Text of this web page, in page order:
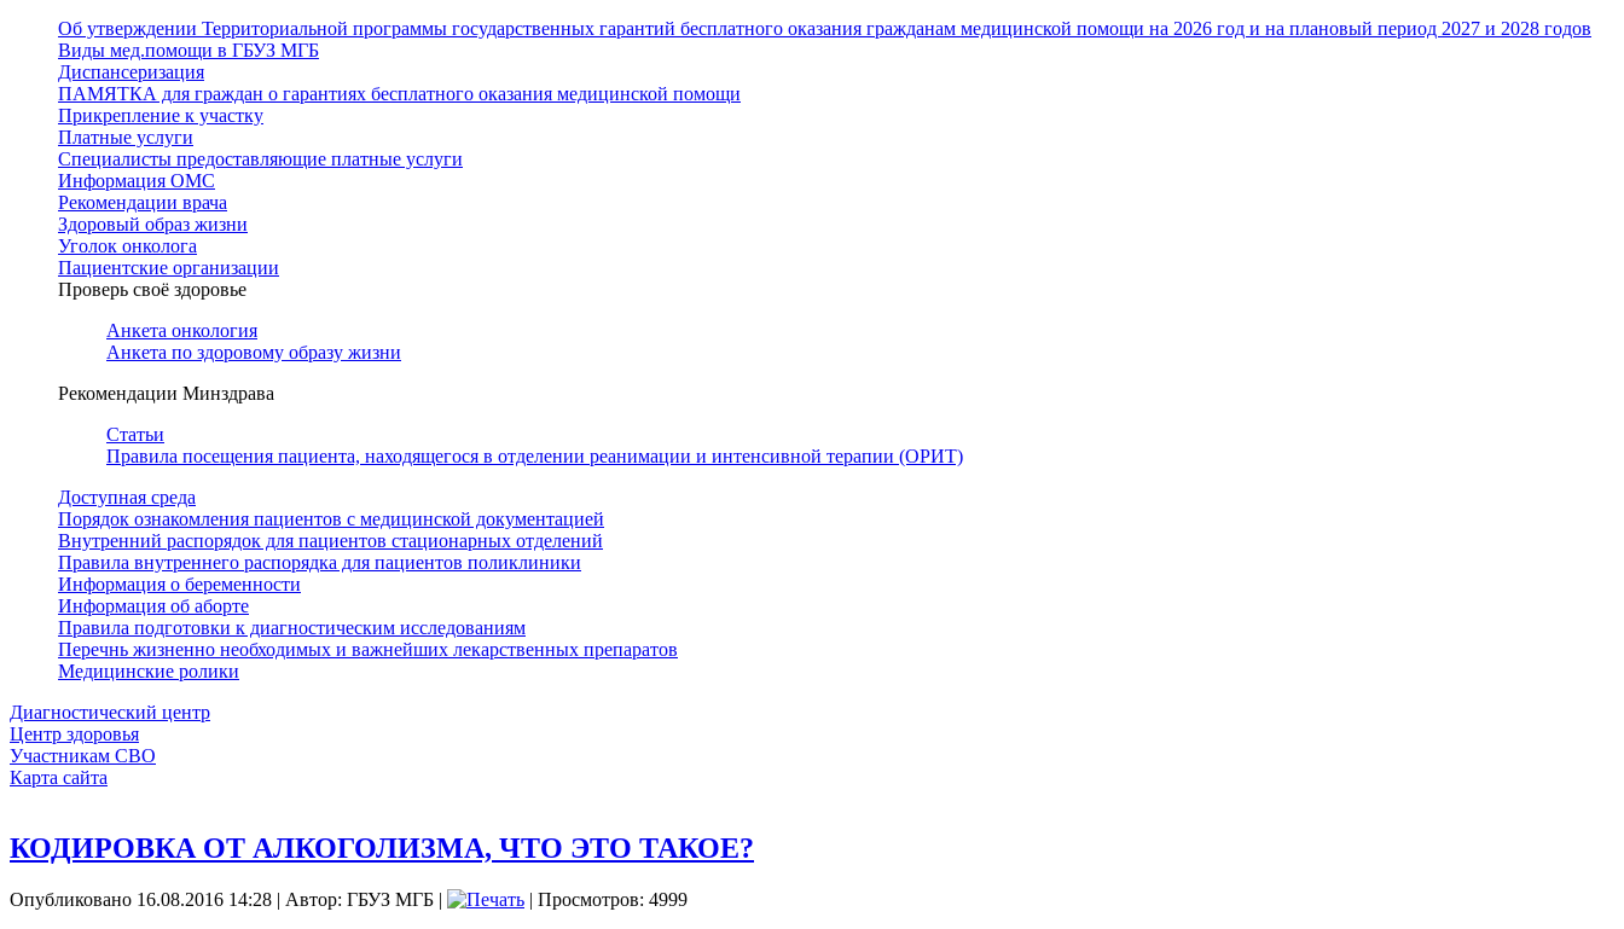
Об утверждении Территориальной программы государственных гарантий бесплатного оказания гражданам медицинской помощи на 2026 год и на плановый период 2027 и 2028 годов
Виды мед.помощи в ГБУЗ МГБ
Диспансеризация
ПАМЯТКА для граждан о гарантиях бесплатного оказания медицинской помощи
Прикрепление к участку
Платные услуги
Специалисты предоставляющие платные услуги
Информация ОМС
Рекомендации врача
Здоровый образ жизни
Уголок онколога
Пациентские организации
Проверь своё здоровье
Анкета онкология
Анкета по здоровому образу жизни
Рекомендации Минздрава
Статьи
Правила посещения пациента, находящегося в отделении реанимации и интенсивной терапии (ОРИТ)
Доступная среда
Порядок ознакомления пациентов с медицинской документацией
Внутренний распорядок для пациентов стационарных отделений
Правила внутреннего распорядка для пациентов поликлиники
Информация о беременности
Информация об аборте
Правила подготовки к диагностическим исследованиям
Перечнь жизненно необходимых и важнейших лекарственных препаратов
Медицинские ролики
Диагностический центр
Центр здоровья
Участникам СВО
Карта сайта
КОДИРОВКА ОТ АЛКОГОЛИЗМА, ЧТО ЭТО ТАКОЕ?
Опубликовано 16.08.2016 14:28 | Автор: ГБУЗ МГБ |
| Просмотров: 4999